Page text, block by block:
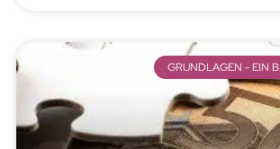
GRUNDLAGEN - EIN